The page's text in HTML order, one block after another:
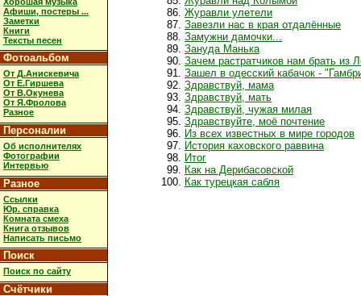
Афиши, постеры ...
Заметки
Книги
Тексты песен
Фотоальбом
От Д.Анискевича
От Е.Гиршева
От В.Окунева
От Я.Фролова
Разное
Персоналии
Об исполнителях
Фотографии
Интервью
Разное
Ссылки
Юр. справка
Комната смеха
Книга отзывов
Написать письмо
Поиск
Поиск по сайту
Счётчики
Журавли улетели
Завезли нас в края отдалённые
Замужни дамочки...
Зануда Манька
Зачем растратчиков нам брать из
Зашел в одесский кабачок -
Здравствуй, мама
Здравствуй, мать
Здравствуй, чужая милая
Здравствуйте, моё почтение
Из всех известных в мире городов
История каховского раввина
Итог
Как на Дерибасовской
Как турецкая сабля